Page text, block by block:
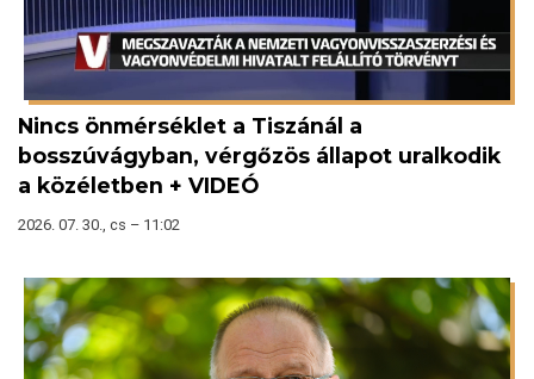
Nincs önmérséklet a Tiszánál a
bosszúvágyban, vérgőzös állapot uralkodik
a közéletben + VIDEÓ
2026. 07. 30., cs – 11:02